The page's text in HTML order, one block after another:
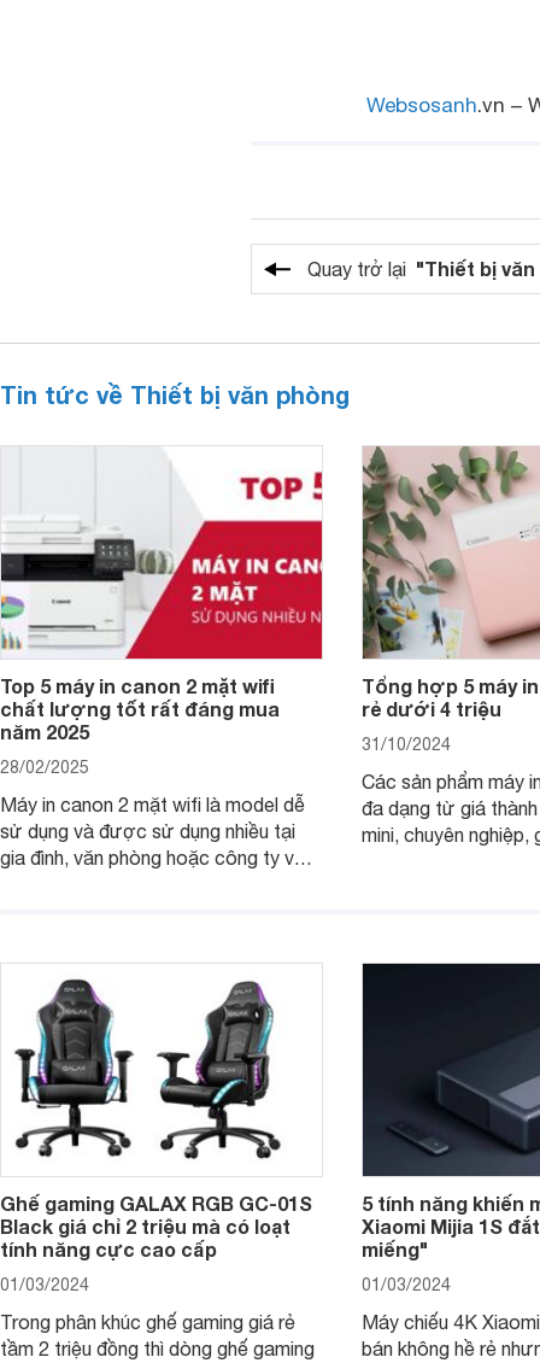
Websosanh.vn –
Quay trở lại "Thiết bị
Tin tức về Thiết bị văn phòng
Top 5 máy in canon 2 mặt wifi
chất lượng tốt rất đáng mua
năm 2025
28/02/2025
Máy in canon 2 mặt wifi là model dễ
sử dụng và được sử dụng nhiều tại
gia đình, văn phòng hoặc công ty vừa
Tổng hợp 5 máy
rẻ dưới 4 triệu
31/10/2024
Các sản phẩm máy
đa dạng từ giá
mini, chuyên nghiệp,
Ghế gaming GALAX RGB GC-01S
Black giá chỉ 2 triệu mà có loạt
tính năng cực cao cấp
01/03/2024
Trong phân khúc ghế gaming giá rẻ
tầm 2 triệu đồng thì dòng ghế gaming
5 tính năng khiến
Xiaomi Mijia 1S
miếng"
01/03/2024
Máy chiếu 4K
bán không hề rẻ